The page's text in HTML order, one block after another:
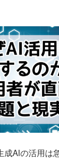
成AIの活用は